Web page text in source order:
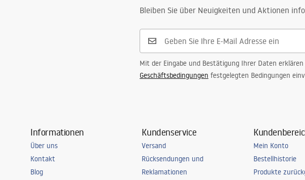
Bleiben Sie über Neuigkeiten und Aktionen
Mit der Eingabe und Bestätigung Ihrer Daten
Geschäftsbedingungen festgelegten Bedingungen
Informationen
Über uns
Kontakt
Blog
Kundenservice
Versand
Rücksendungen und
Reklamationen
Mein Konto
Bestellhistorie
Produkte